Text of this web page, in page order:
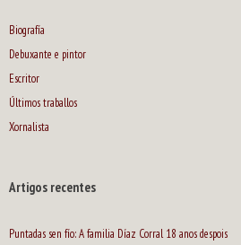
Biografía
Debuxante e pintor
Escritor
Últimos traballos
Xornalista
Artigos recentes
Puntadas sen fío: A familia Díaz Corral 18 anos despois